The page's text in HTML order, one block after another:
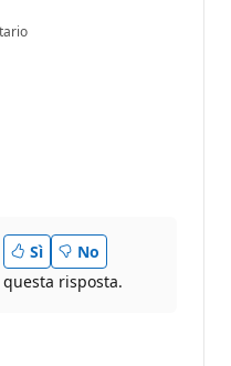
Sì
No
risposta.